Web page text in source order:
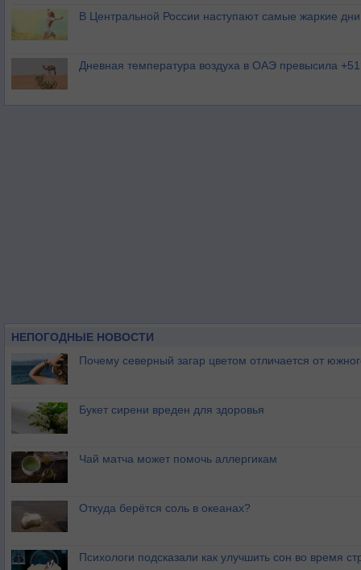
В Центральной России наступают самые жаркие дни
Дневная температура воздуха в ОАЭ превысила
НЕПОГОДНЫЕ НОВОСТИ
Почему северный загар цветом отличается от
Букет сирени вреден для здоровья
Чай матча может помочь аллергикам
Откуда берётся соль в океанах?
Психологи подсказали как улучшить сон во время